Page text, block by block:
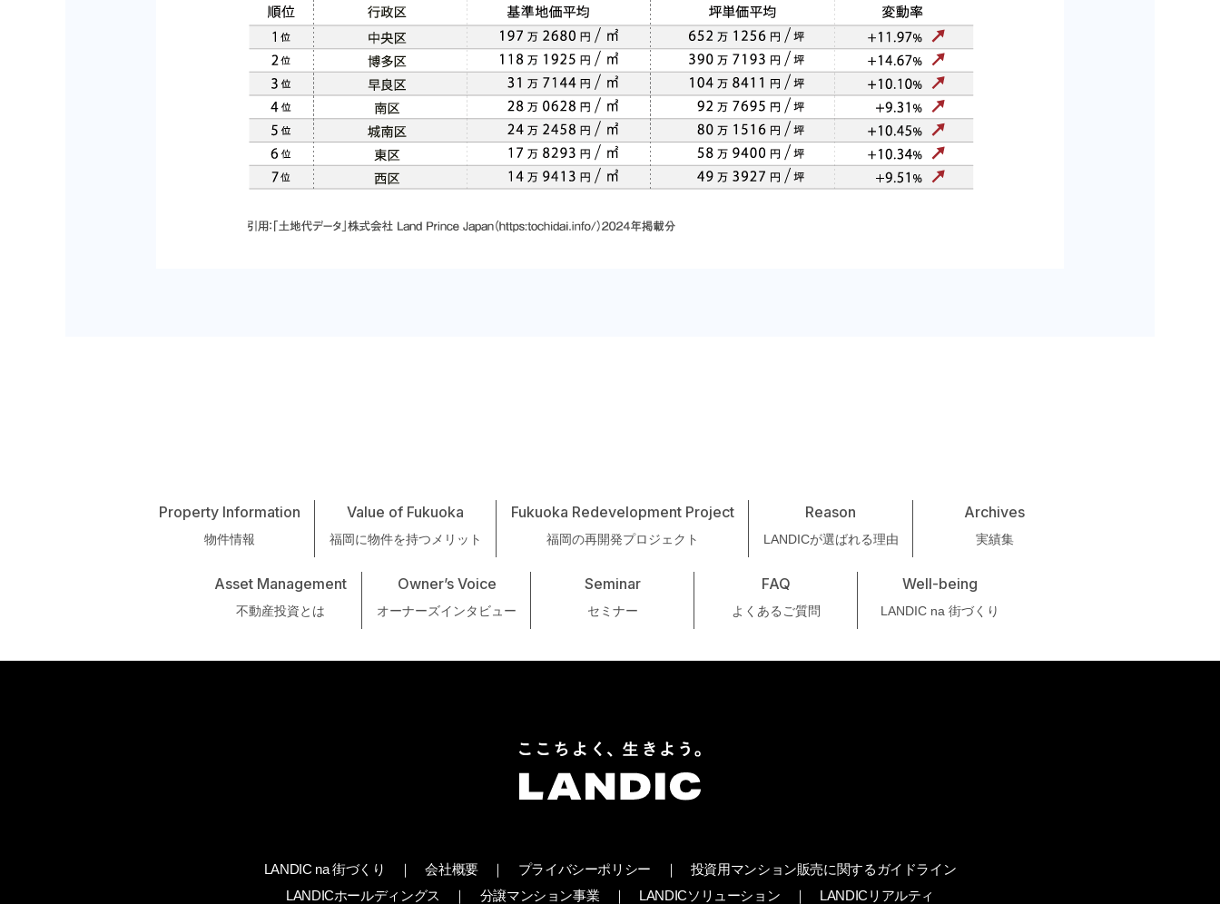
Property Information
物件情報
Value of Fukuoka
福岡に物件を持つメリット
Fukuoka Redevelopment Project
福岡の再開発プロジェクト
Reason
LANDICが選ばれる理由
Archives
実績集
Asset Management
不動産投資とは
Owner’s Voice
オーナーズインタビュー
Seminar
セミナー
FAQ
よくあるご質問
Well-being
LANDIC na 街づくり
LANDIC na 街づくり 会社概要 プライバシーポリシー
投資用マンション販売に関するガイドライン
LANDICホールディングス
分譲マンション事業 LANDICソリューション LANDICリアルティ